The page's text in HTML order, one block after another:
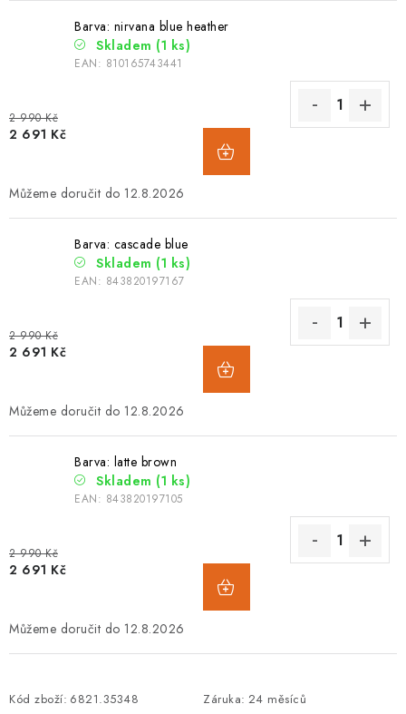
Barva: nirvana blue heather
Skladem (1 ks)
EAN: 810165743441
2 990 Kč
2 691 Kč
12.8.2026
Barva: cascade blue
Skladem (1 ks)
EAN: 843820197167
2 990 Kč
2 691 Kč
12.8.2026
Barva: latte brown
Skladem (1 ks)
EAN: 843820197105
2 990 Kč
2 691 Kč
12.8.2026
Kód zboží: 6821.35348 Záruka: 24 měsíců